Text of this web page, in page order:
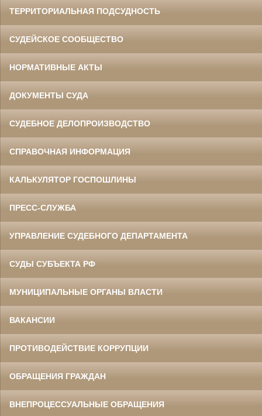
ТЕРРИТОРИАЛЬНАЯ ПОДСУДНОСТЬ
СУДЕЙСКОЕ СООБЩЕСТВО
НОРМАТИВНЫЕ АКТЫ
ДОКУМЕНТЫ СУДА
СУДЕБНОЕ ДЕЛОПРОИЗВОДСТВО
СПРАВОЧНАЯ ИНФОРМАЦИЯ
КАЛЬКУЛЯТОР ГОСПОШЛИНЫ
ПРЕСС-СЛУЖБА
УПРАВЛЕНИЕ СУДЕБНОГО ДЕПАРТАМЕНТА
СУДЫ СУБЪЕКТА РФ
МУНИЦИПАЛЬНЫЕ ОРГАНЫ ВЛАСТИ
ВАКАНСИИ
ПРОТИВОДЕЙСТВИЕ КОРРУПЦИИ
ОБРАЩЕНИЯ ГРАЖДАН
ВНЕПРОЦЕССУАЛЬНЫЕ ОБРАЩЕНИЯ